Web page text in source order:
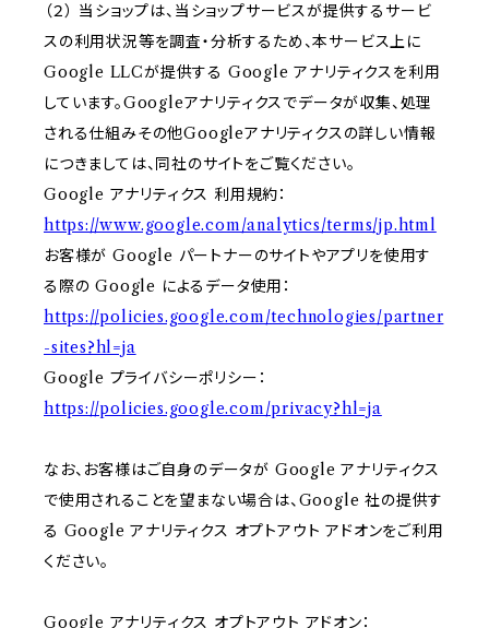
（２） 当ショップは、当ショップサービスが提供するサービ
スの利用状況等を調査・分析するため、本サービス上に
Google LLCが提供する Google アナリティクスを利用
しています。Googleアナリティクスでデータが収集、処理
される仕組みその他Googleアナリティクスの詳しい情報
につきましては、同社のサイトをご覧ください。
Google アナリティクス 利用規約：
https://www.google.com/analytics/terms/jp.html
お客様が Google パートナーのサイトやアプリを使用す
る際の Google によるデータ使用：
https://policies.google.com/technologies/partner
-sites?hl=ja
Google プライバシーポリシー：
https://policies.google.com/privacy?hl=ja
なお、お客様はご自身のデータが Google アナリティクス
で使用されることを望まない場合は、Google 社の提供す
る Google アナリティクス オプトアウト アドオンをご利用
ください。
Google アナリティクス オプトアウト アドオン：